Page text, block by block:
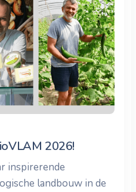
2026!
inspirerende
landbouw in de